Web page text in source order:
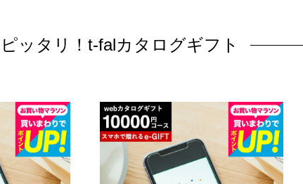
ッタリ！t-falカタログギフト